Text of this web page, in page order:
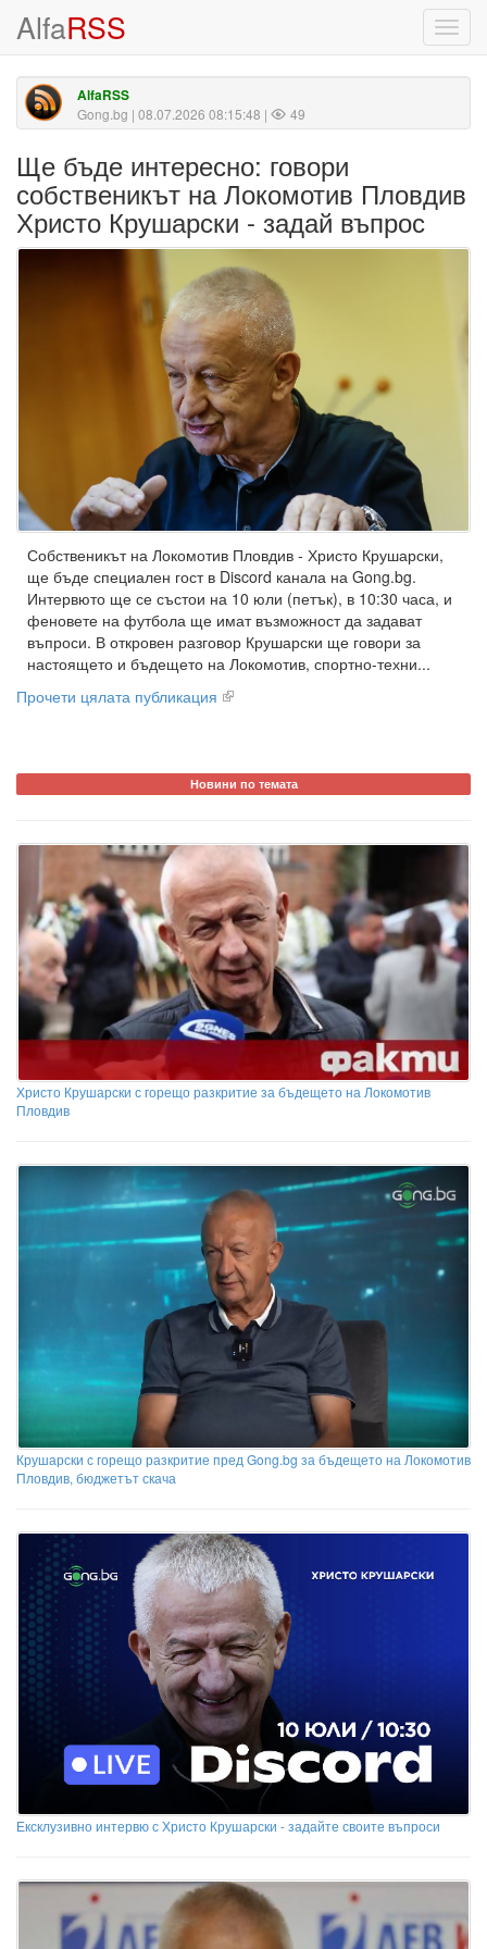
AlfaRSS
AlfaRSS
Gong.bg | 08.07.2026 08:15:48 | 49
Ще бъде интересно: говори
собственикът на Локомотив Пловдив
Христо Крушарски - задай въпрос
Собственикът на Локомотив Пловдив - Христо Крушарски,
ще бъде специален гост в Discord канала на Gong.bg.
Интервюто ще се състои на 10 юли (петък), в 10:30 часа, и
феновете на футбола ще имат възможност да задават
въпроси. В откровен разговор Крушарски ще говори за
настоящето и бъдещето на Локомотив, спортно-техни...
Прочети цялата публикация
Новини по темата
Христо Крушарски с горещо разкритие за бъдещето на Локомотив
Пловдив
Крушарски с горещо разкритие пред Gong.bg за бъдещето на Локомотив
Пловдив, бюджетът скача
Ексклузивно интервю с Христо Крушарски - задайте своите въпроси